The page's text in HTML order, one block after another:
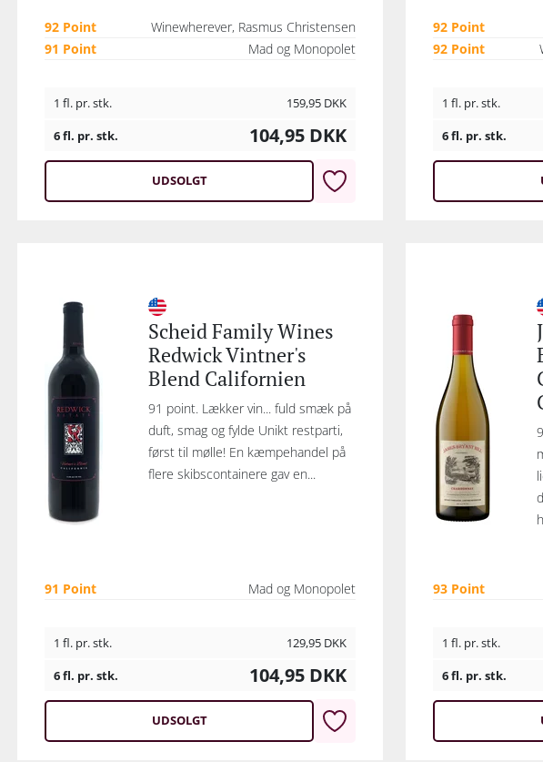
92 Point
Winewherever, Rasmus Christensen
91 Point
Mad og Monopolet
1 fl. pr. stk. 159,95 DKK
6 fl. pr. stk.
104,95 DKK
UDSOLGT
92 Point
92 Point
1 fl. pr. stk.
6 fl. pr. stk.
Scheid Family Wines
Redwick Vintner's
Blend Californien
91 point. Lækker vin... fuld smæk på
duft, smag og fylde Unikt restparti,
først til mølle! En kæmpehandel på
flere skibscontainere gav en...
91 Point Mad og Monopolet
1 fl. pr. stk. 129,95 DKK
6 fl. pr. stk.
104,95 DKK
UDSOLGT
93 Point
1 fl. pr. stk.
6 fl. pr. stk.